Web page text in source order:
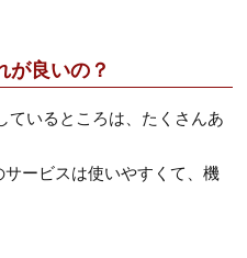
が良いの？
ているところは、たくさんあ
ービスは使いやすくて、機